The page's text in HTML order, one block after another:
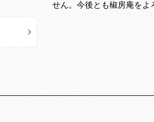
せん。今後とも椒房庵をよ